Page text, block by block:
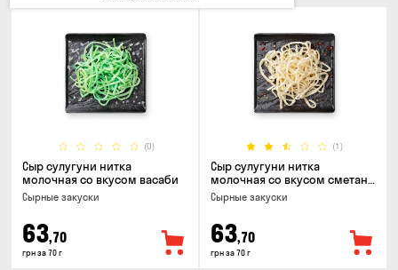
(0)
Сыр сулугуни нитка
молочная со вкусом васаби
Cырные закуски
63,70
грн за 70 г
(1)
Сыр сулугуни нитка
молочная со вкусом сметаны
и зелени
Cырные закуски
63,70
грн за 70 г